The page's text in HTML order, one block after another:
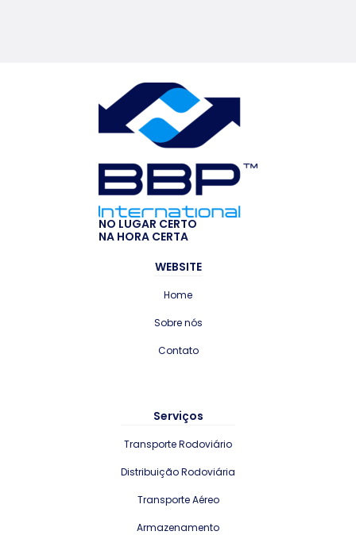
NO LUGAR CERTO
NA HORA CERTA
WEBSITE
Home
Sobre nós
Contato
Serviços
Transporte Rodoviário
Distribuição Rodoviária
Transporte Aéreo
Armazenamento